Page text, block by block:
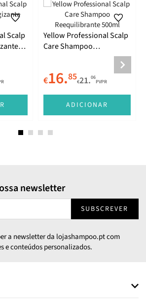
Scalp
Yellow Professional Scalp
Care Shampoo
Reequilibrante 500ml
€16.85€21.06
PVPR
ADICIONAR
newsletter
SUBSCREVER
a newsletter da lojashampoo.pt com
e conteúdos personalizados.